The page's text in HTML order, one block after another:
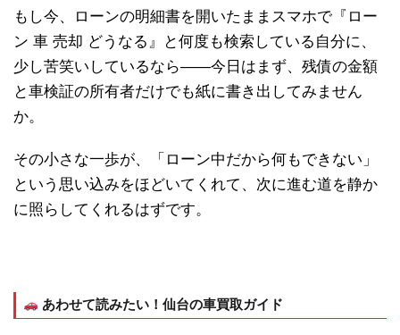
もし今、ローンの明細書を開いたままスマホで『ロー
ン 車 売却 どうなる』と何度も検索している自分に、
少し苦笑いしているなら——今日はまず、残債の金額
と車検証の所有者だけでも紙に書き出してみません
か。
その小さな一歩が、「ローン中だから何もできない」
という思い込みをほどいてくれて、次に進む道を静か
に照らしてくれるはずです。
あわせて読みたい！仙台の車買取ガイド